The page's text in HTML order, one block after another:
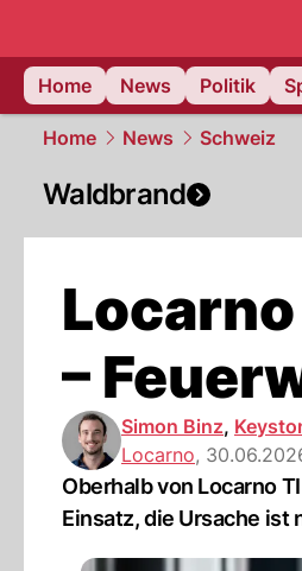
Home
News Politik
Home News Schweiz
Waldbrand
–
Simon Binz,
Locarno,
Oberhalb von Locarno
Einsatz, die Ursache ist